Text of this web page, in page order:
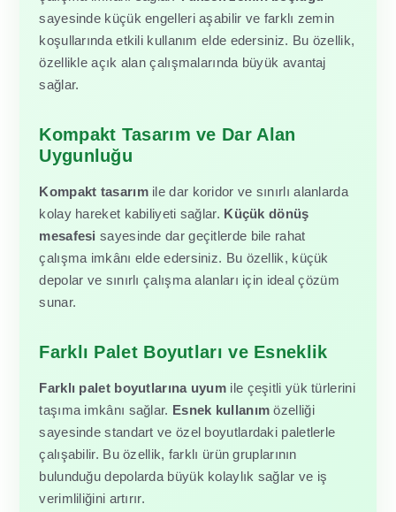
sayesinde küçük engelleri aşabilir ve farklı zemin
koşullarında etkili kullanım elde edersiniz. Bu özellik,
özellikle açık alan çalışmalarında büyük avantaj
sağlar.
Kompakt Tasarım ve Dar Alan
Uygunluğu
Kompakt tasarımile dar koridor ve sınırlı alanlarda
kolay hareket kabiliyeti sağlar. Küçük dönüş
mesafesi sayesinde dar geçitlerde bile rahat
çalışma imkânı elde edersiniz. Bu özellik, küçük
depolar ve sınırlı çalışma alanları için ideal çözüm
sunar.
Farklı Palet Boyutları ve Esneklik
Farklı palet boyutlarına uyum ile çeşitli yük türlerini
taşıma imkânı sağlar. Esnek kullanım özelliği
sayesinde standart ve özel boyutlardaki paletlerle
çalışabilir. Bu özellik, farklı ürün gruplarının
bulunduğu depolarda büyük kolaylık sağlar ve iş
verimliliğini artırır.